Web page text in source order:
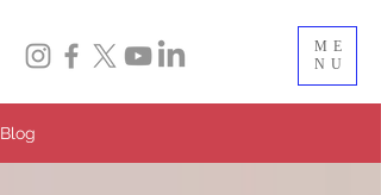
ME
NU
Blog